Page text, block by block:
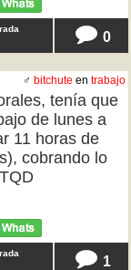
0
♂ bitchute en trabajo
tenía que
de lunes a
11 horas de
cobrando lo
1